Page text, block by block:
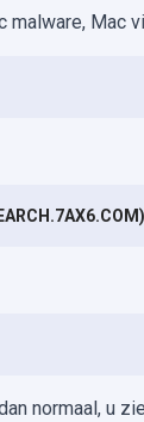
malware, Mac
normaal, u